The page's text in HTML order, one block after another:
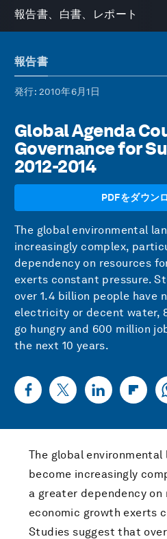
報告書、白書、レポート
報告書
発行: 2010年6月1日
Global Agenda
Governance for
2012-2014
PDFをダウン
The global environmental
increasingly complex,
dependency on resources
exerts constant pressure.
over 1.4 billion people have
electricity or decent water,
go hungry and 600 million
the next 10 years.
The global environmental
become increasingly
a greater dependency on
economic growth exerts
Studies suggest that